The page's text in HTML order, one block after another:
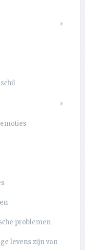
problemen
levens zijn van